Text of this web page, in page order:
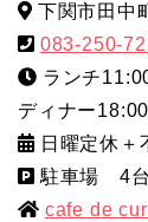
下関市田中
083-250-
ランチ
ディナー
日曜定休＋
駐車場 4台
cafe de